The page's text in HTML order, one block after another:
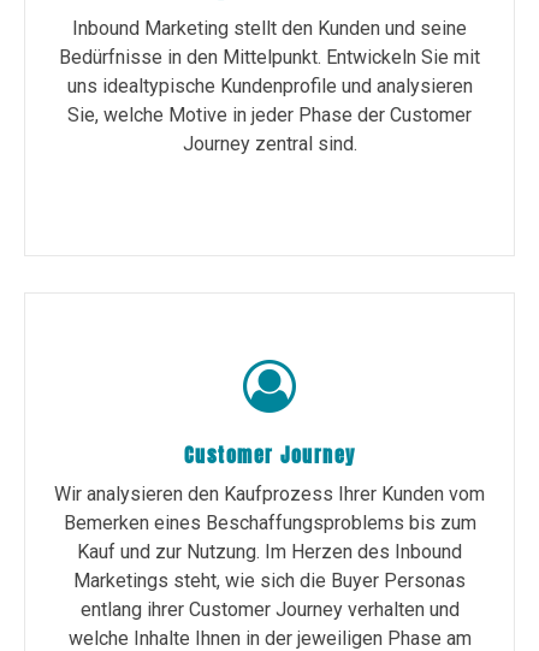
Inbound Marketing stellt den Kunden und seine
Bedürfnisse in den Mittelpunkt. Entwickeln Sie mit
uns idealtypische Kundenprofile und analysieren
Sie, welche Motive in jeder Phase der Customer
Journey zentral sind.
Customer Journey
Wir analysieren den Kaufprozess Ihrer Kunden vom
Bemerken eines Beschaffungsproblems bis zum
Kauf und zur Nutzung. Im Herzen des Inbound
Marketings steht, wie sich die Buyer Personas
entlang ihrer Customer Journey verhalten und
welche Inhalte Ihnen in der jeweiligen Phase am